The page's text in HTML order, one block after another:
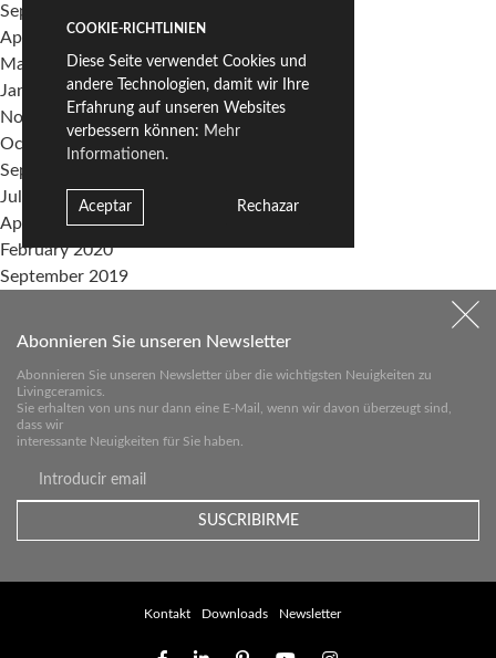
September 2021
April 2021
March 2021
January 2021
November 2020
October 2020
September 2020
July 2020
April 2020
February 2020
September 2019
Sin categoría
Meta
Entries feed
WordPress.org
Abonnieren Sie unseren Newsletter
Abonnieren Sie unseren Newsletter über die wichtigsten Neuigkeiten zu
Livingceramics.
Sie erhalten von uns nur dann eine E-Mail, wenn wir davon überzeugt sind,
dass wir
interessante Neuigkeiten für Sie haben.
Kontakt Downloads Newsletter
COOKIE-RICHTLINIEN
Diese Seite verwendet Cookies und
andere Technologien, damit wir Ihre
Erfahrung auf unseren Websites
verbessern können: Mehr
Informationen.
Aceptar Rechazar